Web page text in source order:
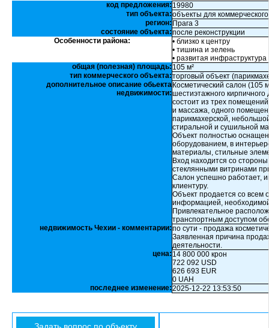
код предложения: 19980
тип объекта:объекты для
регион: Прага 3
состояние объекта:после реконструкции
Особенности района:
• близко к центру
• тишина и зелень
• развитая инфраструктура
общая (полезная) площадь: 105 м²
тип коммерческого объекта:торговый объект
дополнительное описание обьекта
недвижимости:
Косметический салон (105
шестиэтажного
состоит из трех
и массажа, одного
парикмахерской,
стиральной и сушильной
Объект полностью
оборудованием, в
материалы, стильные
Вход находится со
стеклянными витринами
Салон успешно работает,
клиентуру.
Объект продается со всем
информацией,
Привлекательное
транспортным доступом
недвижимость Чехии - комментарии:по сути - продажа
Заявленная причина
деятельности.
цена: 14 800 000 крон
722 092 USD
626 693 EUR
0 UAH
последнее изменение:2025-12-22 13:53:50